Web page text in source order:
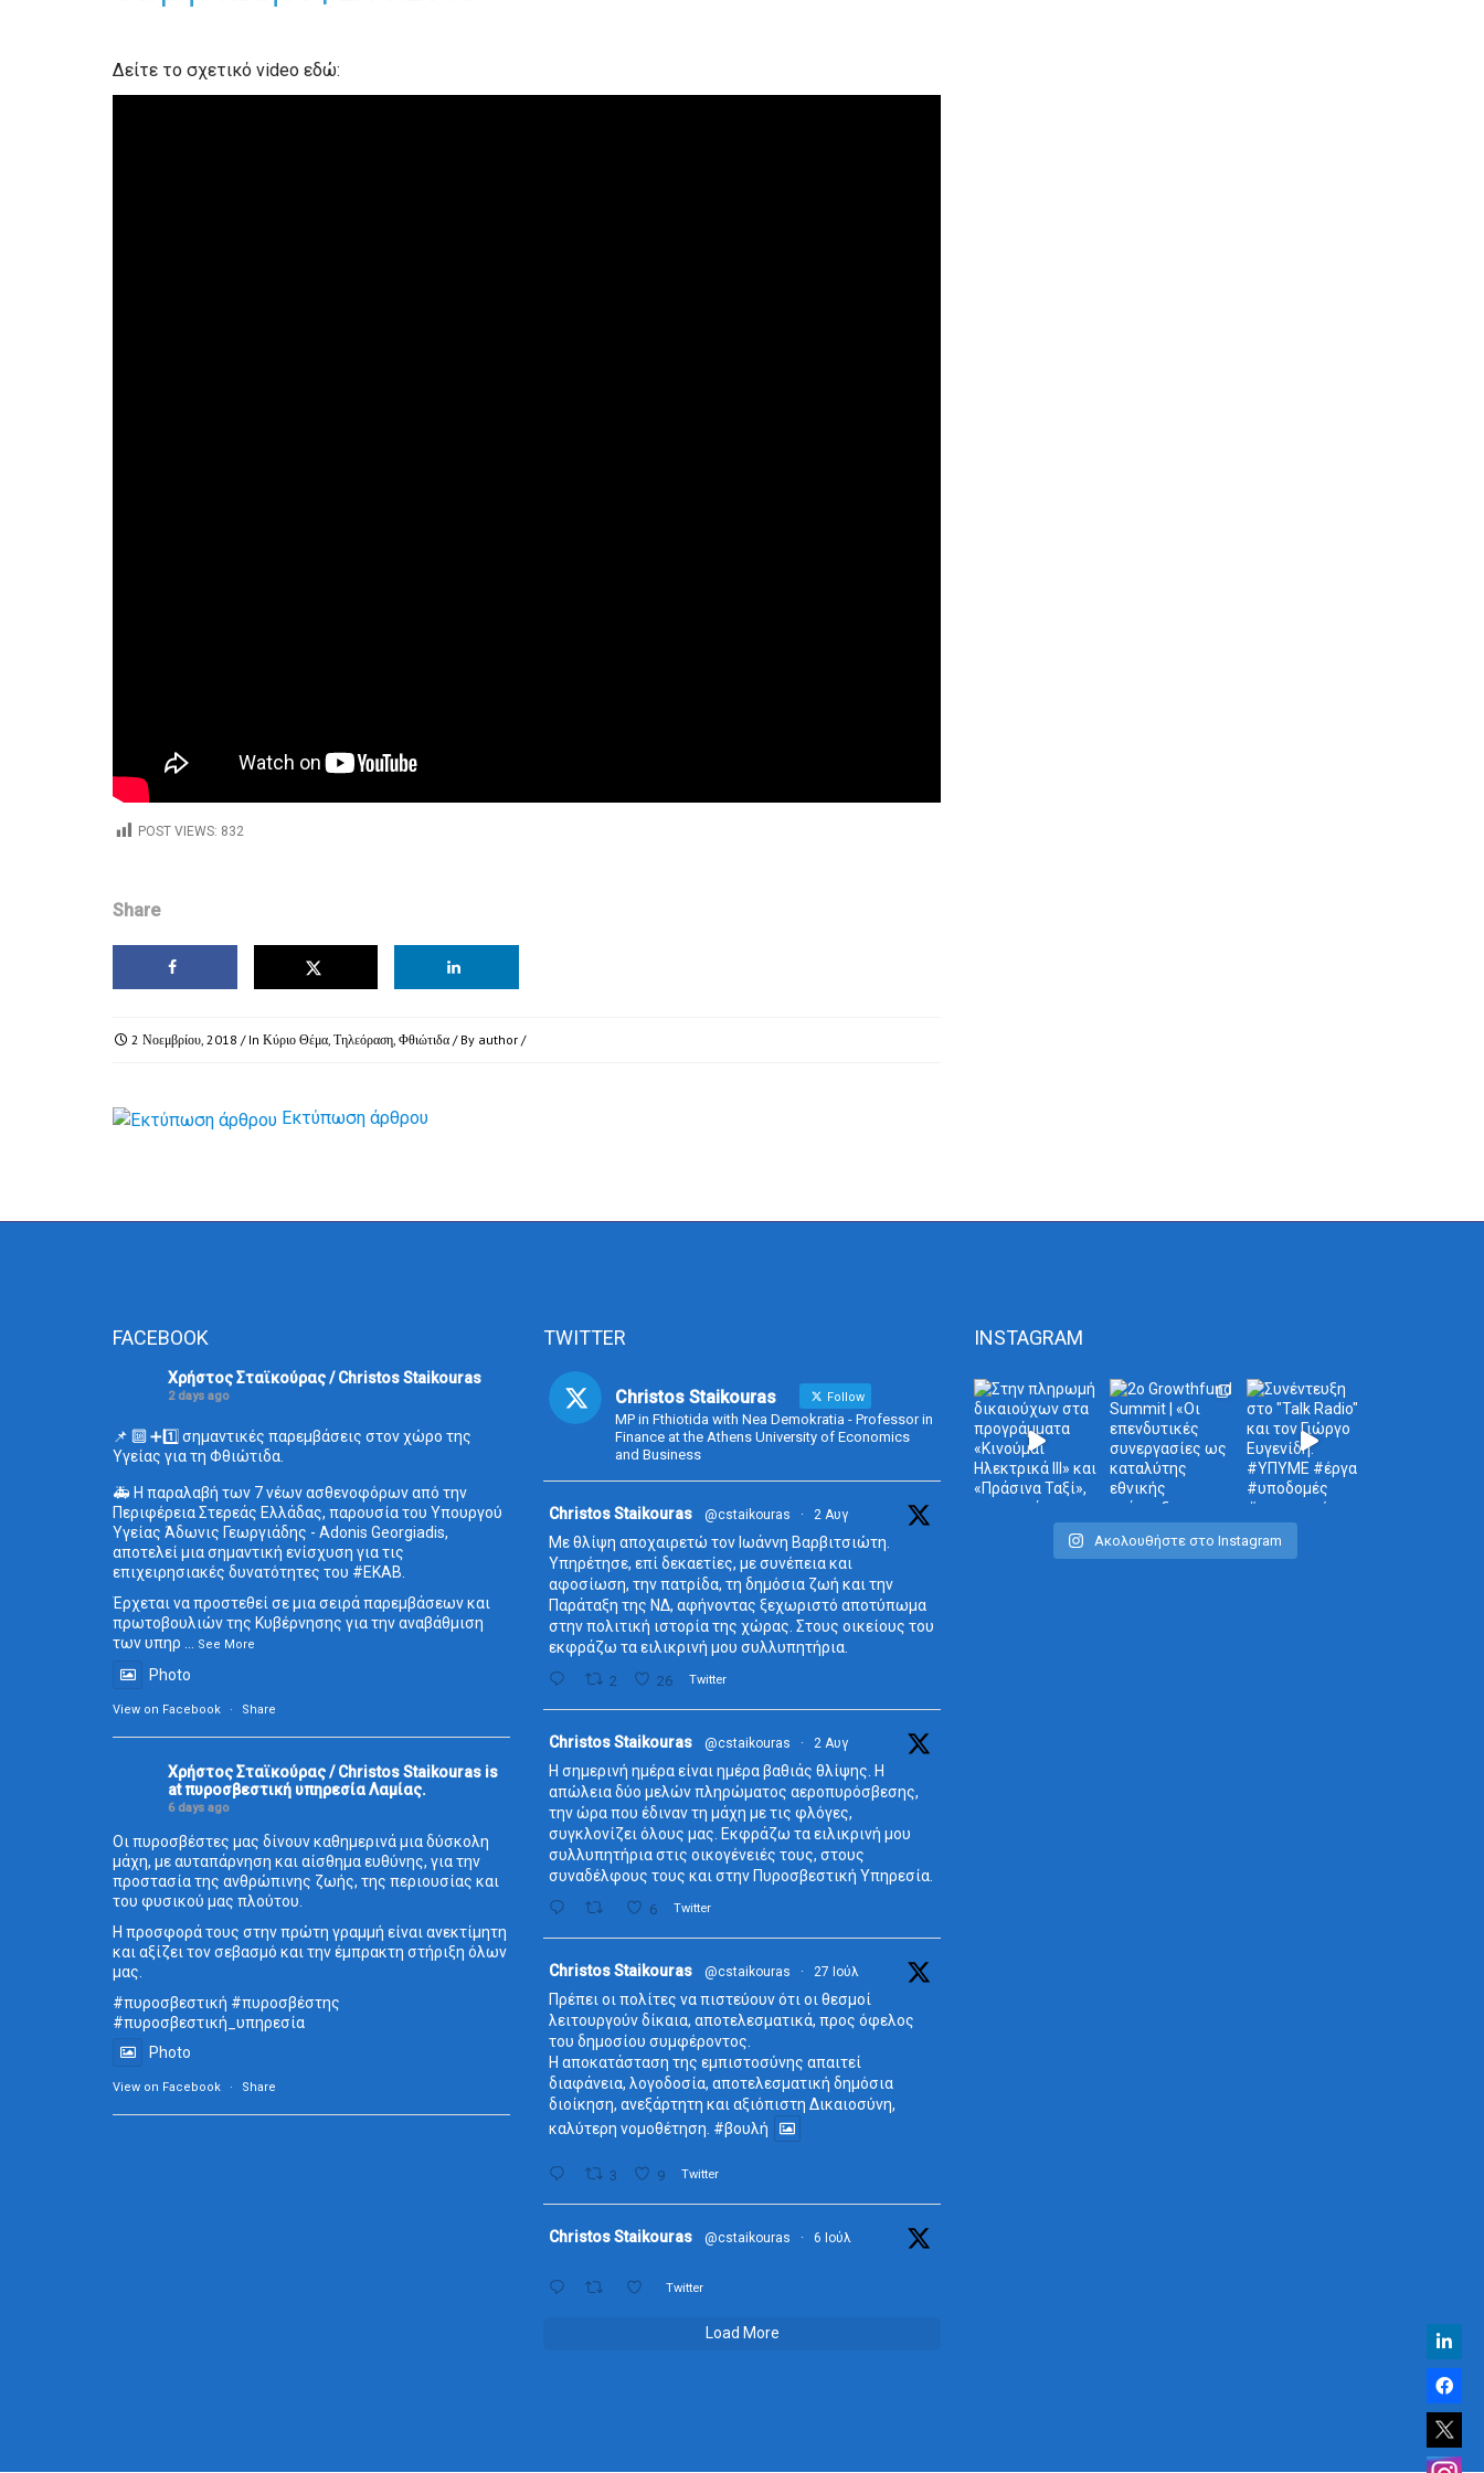
Δείτε το σχετικό video εδώ:
POST VIEWS: 832
Share
2 Νοεμβρίου, 2018 / In Κύριο Θέμα, Τηλεόραση, Φθιώτιδα / By author /
Εκτύπωση άρθρου
FACEBOOK
Χρήστος Σταϊκούρας / Christos Staikouras
2 days ago
📌 🔟 ➕1️⃣ σημαντικές παρεμβάσεις στον χώρο της
Υγείας για τη Φθιώτιδα.
🚑 Η παραλαβή των 7 νέων ασθενοφόρων από την
Περιφέρεια Στερεάς Ελλάδας, παρουσία του Υπουργού
Υγείας Άδωνις Γεωργιάδης - Adonis Georgiadis,
αποτελεί μια σημαντική ενίσχυση για τις
επιχειρησιακές δυνατότητες του #ΕΚΑΒ
Έρχεται να προστεθεί σε μια σειρά παρεμβάσεων και
πρωτοβουλιών της Κυβέρνησης για την αναβάθμιση
των υπηρ
See More
Photo
View on Facebook · Share
Χρήστος Σταϊκούρας / Christos Staikouras is
at πυροσβεστική υπηρεσία Λαμίας.
6 days ago
Οι πυροσβέστες μας δίνουν καθημερινά μια δύσκολη
μάχη, με αυταπάρνηση και αίσθημα ευθύνης, για την
προστασία της ανθρώπινης ζωής, της περιουσίας και
του φυσικού μας πλούτου.
Η προσφορά τους στην πρώτη γραμμή είναι ανεκτίμητη
και αξίζει τον σεβασμό και την έμπρακτη στήριξη όλων
μας.
#πυροσβεστική #πυροσβέστης
#πυροσβεστική_ υπηρεσία
Photo
View on Facebook · Share
TWITTER
Christos Staikouras Follow
MP in Fthiotida with Nea Demokratia - Professor in
Finance at the Athens University of Economics
and Business
Avata
Christos Staikouras @cstaikouras · 2 Αυγ
Με θλίψη αποχαιρετώ τον Ιωάννη Βαρβιτσιώτη.
Υπηρέτησε, επί δεκαετίες, με συνέπεια και
αφοσίωση, την πατρίδα, τη δημόσια ζωή και την
Παράταξη της ΝΔ, αφήνοντας ξεχωριστό αποτύπωμα
στην πολιτική ιστορία της χώρας. Στους οικείους του
εκφράζω τα ειλικρινή μου συλλυπητήρια.
2 26 Twitter
Avata
Christos Staikouras @cstaikouras · 2 Αυγ
Η σημερινή ημέρα είναι ημέρα βαθιάς θλίψης. Η
απώλεια δύο μελών πληρώματος αεροπυρόσβεσης,
την ώρα που έδιναν τη μάχη με τις φλόγες,
συγκλονίζει όλους μας. Εκφράζω τα ειλικρινή μου
συλλυπητήρια στις οικογένειές τους, στους
συναδέλφους τους και στην Πυροσβεστική Υπηρεσία.
6 Twitter
Christos Staikouras @cstaikouras · 27 Ιούλ
Πρέπει οι πολίτες να πιστεύουν ότι οι θεσμοί
λειτουργούν δίκαια, αποτελεσματικά, προς όφελος
του δημοσίου συμφέροντος.
Η αποκατάσταση της εμπιστοσύνης απαιτεί
διαφάνεια, λογοδοσία, αποτελεσματική δημόσια
διοίκηση, ανεξάρτητη και αξιόπιστη Δικαιοσύνη,
καλύτερη νομοθέτηση. #βουλή
3 9 Twitter
Christos Staikouras @cstaikouras · 6 Ιούλ
Twitter
Load More
INSTAGRAM
Ακολουθήστε στο Instagram